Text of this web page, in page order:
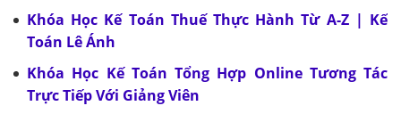
Khóa Học Kế Toán Thuế Thực Hành Từ A-Z | Kế
Toán Lê Ánh
Khóa Học Kế Toán Tổng Hợp Online Tương Tác
Trực Tiếp Với Giảng Viên